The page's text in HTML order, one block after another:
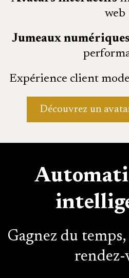
web
Jumeaux numériques
Expérience client
Découvrez un
Gagnez du
rendez-